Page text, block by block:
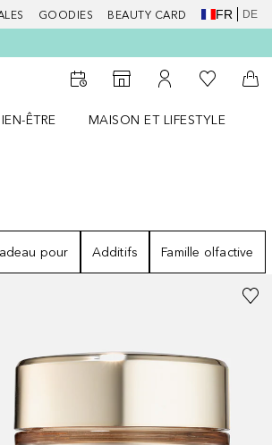
GOODIES BEAUTY CARD FR DE
Vers le Storefinder
Vers Mon Compte
Vers Ma
ÊTRE
MAISON ET LIFESTYLE
pour Additifs Famille olfactive